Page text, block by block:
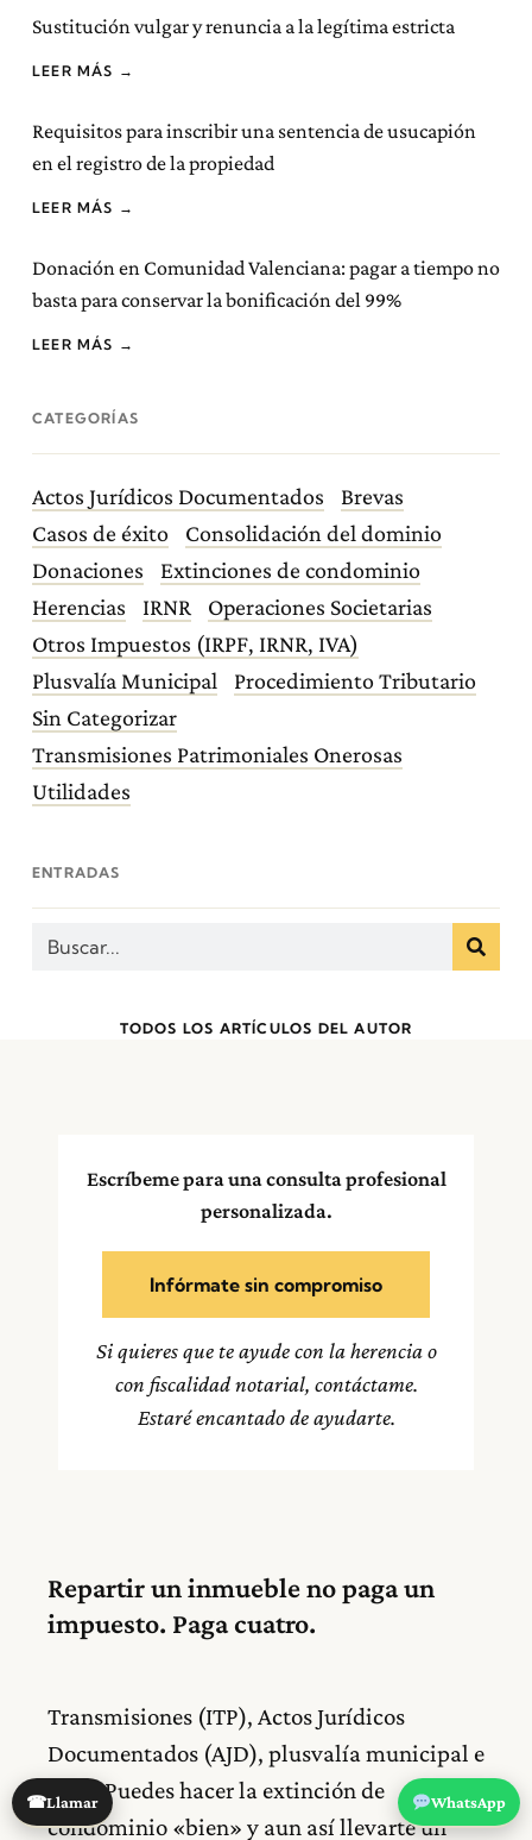
Sustitución vulgar y renuncia a la legítima estricta
LEER MÁS →
Requisitos para inscribir una sentencia de usucapión
en el registro de la propiedad
LEER MÁS →
Donación en Comunidad Valenciana: pagar a tiempo no
basta para conservar la bonificación del 99%
LEER MÁS →
CATEGORÍAS
Actos Jurídicos Documentados
Brevas
Casos de éxito
Consolidación del dominio
Donaciones
Extinciones de condominio
Herencias
IRNR
Operaciones Societarias
Otros Impuestos (IRPF, IRNR, IVA)
Plusvalía Municipal
Procedimiento Tributario
Sin Categorizar
Transmisiones Patrimoniales Onerosas
Utilidades
ENTRADAS
TODOS LOS ARTÍCULOS DEL AUTOR
Escríbeme para una consulta profesional
personalizada.
Infórmate sin compromiso
Si quieres que te ayude con la herencia o
con fiscalidad notarial, contáctame.
Estaré encantado de ayudarte.
Repartir un inmueble no paga un
impuesto. Paga cuatro.
Transmisiones (ITP), Actos Jurídicos
Documentados (AJD), plusvalía municipal e
IRPF. Puedes hacer la extinción de
condominio «bien» y aun así llevarte un
☎Llamar WhatsApp